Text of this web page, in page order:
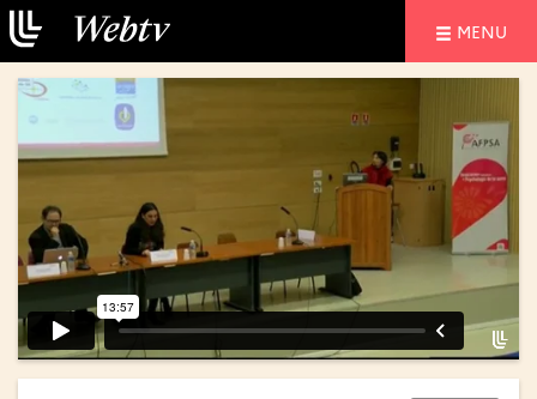
MENU